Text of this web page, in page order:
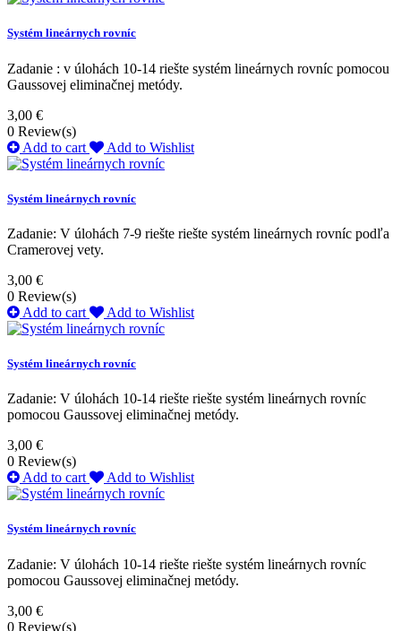
Systém lineárnych rovníc
Zadanie : v úlohách 10-14 riešte systém lineárnych rovníc pomocou
Gaussovej eliminačnej metódy.
3,00 €
0 Review(s)
Add to cart
Add to Wishlist
Systém lineárnych rovníc
Zadanie: V úlohách 7-9 riešte riešte systém lineárnych rovníc podľa
Cramerovej vety.
3,00 €
0 Review(s)
Add to cart
Add to Wishlist
Systém lineárnych rovníc
Zadanie: V úlohách 10-14 riešte riešte systém lineárnych rovníc
pomocou Gaussovej eliminačnej metódy.
3,00 €
0 Review(s)
Add to cart
Add to Wishlist
Systém lineárnych rovníc
Zadanie: V úlohách 10-14 riešte riešte systém lineárnych rovníc
pomocou Gaussovej eliminačnej metódy.
3,00 €
0 Review(s)